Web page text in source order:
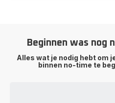
Beginnen was nog
Alles wat je nodig hebt om
binnen no-time te